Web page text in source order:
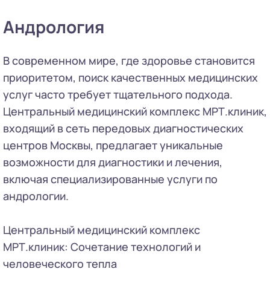
Андрология
В современном мире, где здоровье становится
приоритетом, поиск качественных медицинских
услуг часто требует тщательного подхода.
Центральный медицинский комплекс МРТ.клиник,
входящий в сеть передовых диагностических
центров Москвы, предлагает уникальные
возможности для диагностики и лечения,
включая специализированные услуги по
андрологии.
Центральный медицинский комплекс
МРТ.клиник: Сочетание технологий и
человеческого тепла